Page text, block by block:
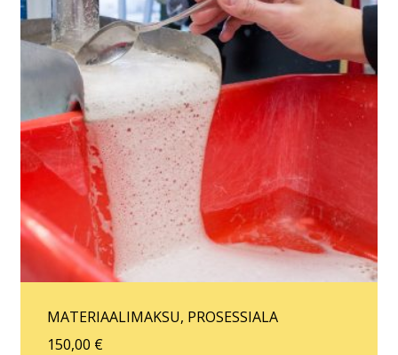
MATERIAALIMAKSU, PROSESSIALA
150,00 €